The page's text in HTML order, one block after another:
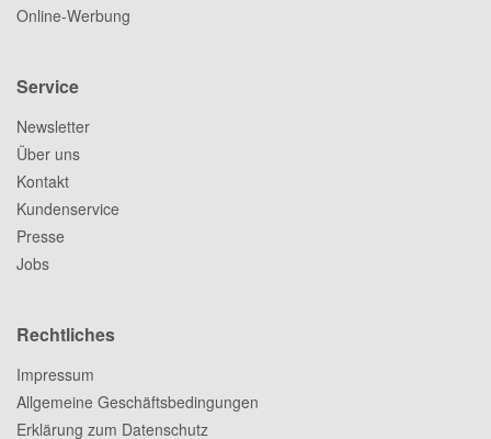
Online-Werbung
Service
Newsletter
Über uns
Kontakt
Kundenservice
Presse
Jobs
Rechtliches
Impressum
Allgemeine Geschäftsbedingungen
Erklärung zum Datenschutz